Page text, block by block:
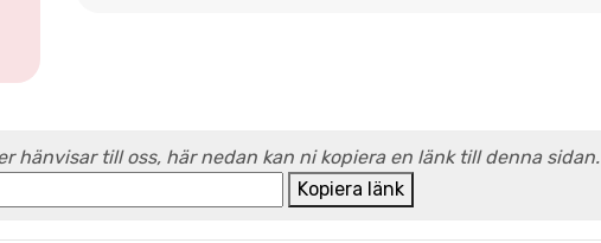
hänvisar till oss, här nedan kan ni kopiera en länk till denna sidan.
Kopiera länk